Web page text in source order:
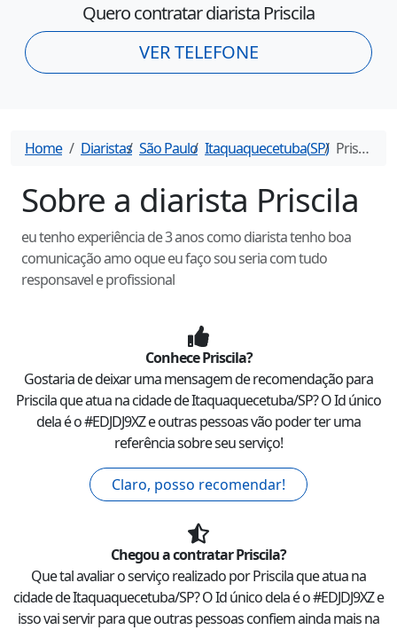
Quero contratar diarista Priscila
VER TELEFONE
Home Diaristas São Paulo Itaquaquecetuba(SP) Priscila
Sobre a diarista Priscila
eu tenho experiência de 3 anos como diarista tenho boa
comunicação amo oque eu faço sou seria com tudo
responsavel e profissional
ConhecePriscila?
Gostaria de deixar uma mensagem de recomendação para
Priscilaque atua na cidade deItaquaquecetuba/SP? O Id único
dela é o #EDJDJ9XZe outras pessoas vão poder ter uma
referência sobre seu serviço!
Claro, posso recomendar!
Chegou a contratarPriscila?
Que tal avaliar o serviço realizado porPriscilaque atua na
cidade deItaquaquecetuba/SP? O Id único dela é o #EDJDJ9XZe
isso vai servir para que outras pessoas confiem ainda mais na